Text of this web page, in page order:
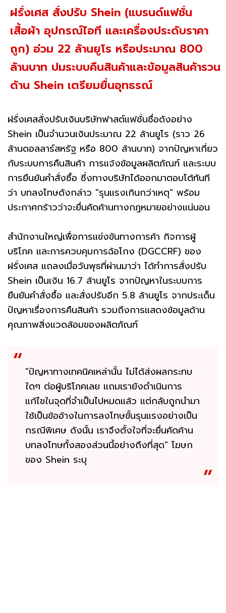
ฝรั่งเศส สั่งปรับ Shein (แบรนด์แฟชั่น
เสื้อผ้า อุปกรณ์ไอที และเครื่องประดับราคา
ถูก) อ่วม 22 ล้านยูโร หรือประมาณ 800
ล้านบาท ปมระบบคืนสินค้าและข้อมูลสินค้ารวน
ด้าน Shein เตรียมยื่นอุทธรณ์
ฝรั่งเศสสั่งปรับเงินบริษัทฟาสต์แฟชั่นชื่อดังอย่าง
Shein เป็นจำนวนเงินประมาณ 22 ล้านยูโร (ราว 26
ล้านดอลลาร์สหรัฐ หรือ 800 ล้านบาท) จากปัญหาเกี่ยว
กับระบบการคืนสินค้า การแจ้งข้อมูลผลิตภัณฑ์ และระบบ
การยืนยันคำสั่งซื้อ ซึ่งทางบริษัทได้ออกมาตอบโต้ทันที
ว่า บทลงโทษดังกล่าว "รุนแรงเกินกว่าเหตุ" พร้อม
ประกาศกร้าวว่าจะยื่นคัดค้านทางกฎหมายอย่างแน่นอน
สำนักงานใหญ่เพื่อการแข่งขันทางการค้า กิจการผู้
บริโภค และการควบคุมการฉ้อโกง (DGCCRF) ของ
ฝรั่งเศส แถลงเมื่อวันพุธที่ผ่านมาว่า ได้ทำการสั่งปรับ
Shein เป็นเงิน 16.7 ล้านยูโร จากปัญหาในระบบการ
ยืนยันคำสั่งซื้อ และสั่งปรับอีก 5.8 ล้านยูโร จากประเด็น
ปัญหาเรื่องการคืนสินค้า รวมถึงการแสดงข้อมูลด้าน
คุณภาพสิ่งแวดล้อมของผลิตภัณฑ์
"ปัญหาทางเทคนิคเหล่านั้น ไม่ได้ส่งผลกระทบ
ใดๆ ต่อผู้บริโภคเลย แถมเรายังดำเนินการ
แก้ไขในจุดที่จำเป็นไปหมดแล้ว แต่กลับถูกนำมา
ใช้เป็นข้ออ้างในการลงโทษขั้นรุนแรงอย่างเป็น
กรณีพิเศษ ดังนั้น เราจึงตั้งใจที่จะยื่นคัดค้าน
บทลงโทษทั้งสองส่วนนี้อย่างถึงที่สุด" โฆษก
ของ Shein ระบุ